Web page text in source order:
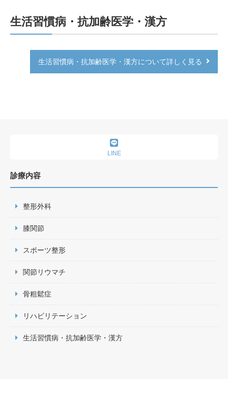
生活習慣病・抗加齢医学・漢方
生活習慣病・抗加齢医学・漢方について詳しく見る
LINE
診療内容
整形外科
膝関節
スポーツ整形
関節リウマチ
骨粗鬆症
リハビリテーション
生活習慣病・抗加齢医学・漢方